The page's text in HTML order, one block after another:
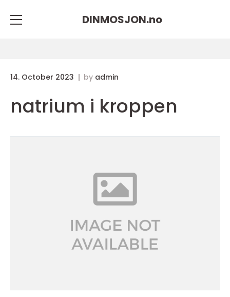
DINMOSJON.no
14. October 2023 by admin
natrium i kroppen